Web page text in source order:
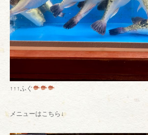
↑↑↑ふぐ
メニューはこちら↓